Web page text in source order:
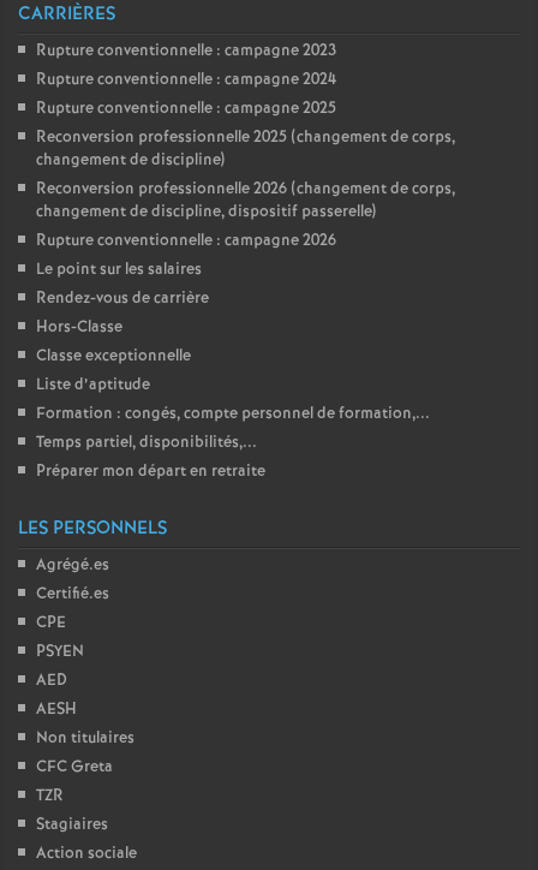
CARRIÈRES
Rupture conventionnelle : campagne 2023
Rupture conventionnelle : campagne 2024
Rupture conventionnelle : campagne 2025
Reconversion professionnelle 2025 (changement de corps,
changement de discipline)
Reconversion professionnelle 2026 (changement de corps,
changement de discipline, dispositif passerelle)
Rupture conventionnelle : campagne 2026
Le point sur les salaires
Rendez-vous de carrière
Hors-Classe
Classe exceptionnelle
Liste d’aptitude
Formation : congés, compte personnel de formation,...
Temps partiel, disponibilités,...
Préparer mon départ en retraite
LES PERSONNELS
Agrégé.es
Certifié.es
CPE
PSYEN
AED
AESH
Non titulaires
CFC Greta
TZR
Stagiaires
Action sociale